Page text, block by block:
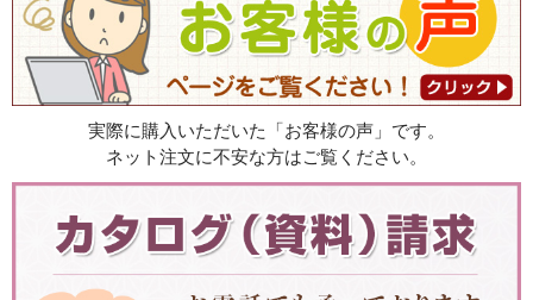
実際に購入いただいた「お客様の声」です。
ネット注文に不安な方はご覧ください。